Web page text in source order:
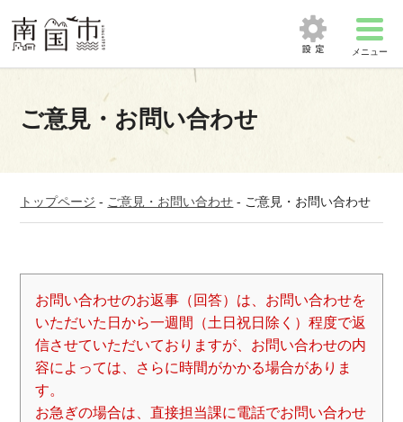
メニュー
ご意見・お問い合わせ
トップページ - ご意見・お問い合わせ - ご意見・お問い合わせ
お問い合わせのお返事（回答）は、お問い合わせを
いただいた日から一週間（土日祝日除く）程度で返
信させていただいておりますが、お問い合わせの内
容によっては、さらに時間がかかる場合がありま
す。
お急ぎの場合は、直接担当課に電話でお問い合わせ